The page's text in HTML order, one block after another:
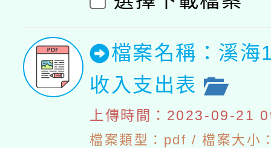
檔案名稱：溪海
收入支出表
上傳時間：2023-09-21
檔案類型：pdf / 檔案大小